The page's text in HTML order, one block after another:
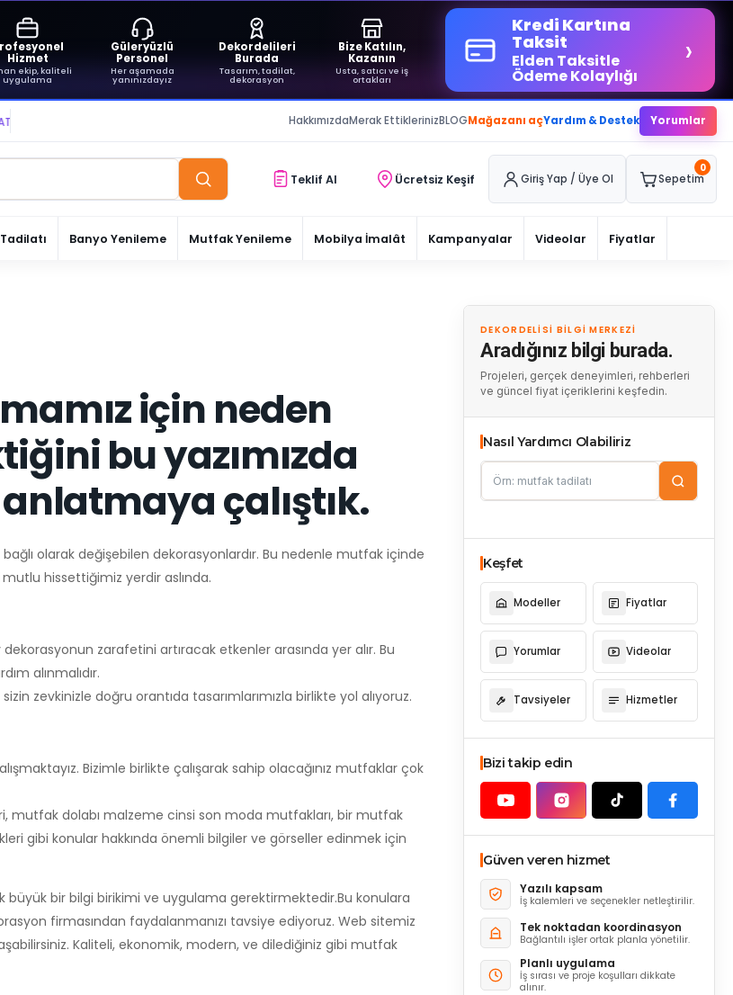
Hizmet
ekip, kaliteli
uygulama
Güleryüzlü
Personel
Her aşamada
yanınızdayız
Dekordelileri
Burada
Tasarım, tadilat,
dekorasyon
Bize Katılın,
Kazanın
Usta, satıcı ve iş
ortakları
Kredi Kartına
Taksit
Elden Taksitle
Ödeme Kolaylığı
›
VE YAŞATIYORUZ ● BİZİMLE DAİMA KÂRDASINIZ... HakkımızdaMerak EttiklerinizBLOGMağazanı açYardım & Destek Yorumlar
Teklif Al Ücretsiz Keşif Giriş Yap / Üye Ol
0
Sepetim
Tadilatı Banyo Yenileme Mutfak Yenileme Mobilya İmalât Kampanyalar Videolar Fiyatlar
DEKORDELISI BILGI MERKEZI
Aradığınız bilgi burada.
Projeleri, gerçek deneyimleri, rehberleri
ve güncel fiyat içeriklerini keşfedin.
Nasıl Yardımcı Olabiliriz
Keşfet
Modeller Fiyatlar
Yorumlar Videolar
Tavsiyeler Hizmetler
Bizi takip edin
Güven veren hizmet
Yazılı kapsam
İş kalemleri ve seçenekler netleştirilir.
Tek noktadan koordinasyon
Bağlantılı işler ortak planla yönetilir.
Planlı uygulama
İş sırası ve proje koşulları dikkate
alınır.
için neden
bu yazımızda
çalıştık.
olarak değişebilen dekorasyonlardır. Bu nedenle mutfak içinde
hissettiğimiz yerdir aslında.
zarafetini artıracak etkenler arasında yer alır. Bu
alınmalıdır.
zevkinizle doğru orantıda tasarımlarımızla birlikte yol alıyoruz.
Bizimle birlikte çalışarak sahip olacağınız mutfaklar çok
mutfak dolabı malzeme cinsi son moda mutfakları, bir mutfak
gibi konular hakkında önemli bilgiler ve görseller edinmek için
bir bilgi birikimi ve uygulama gerektirmektedir.Bu konulara
firmasından faydalanmanızı tavsiye ediyoruz. Web sitemiz
Kaliteli, ekonomik, modern, ve dilediğiniz gibi mutfak